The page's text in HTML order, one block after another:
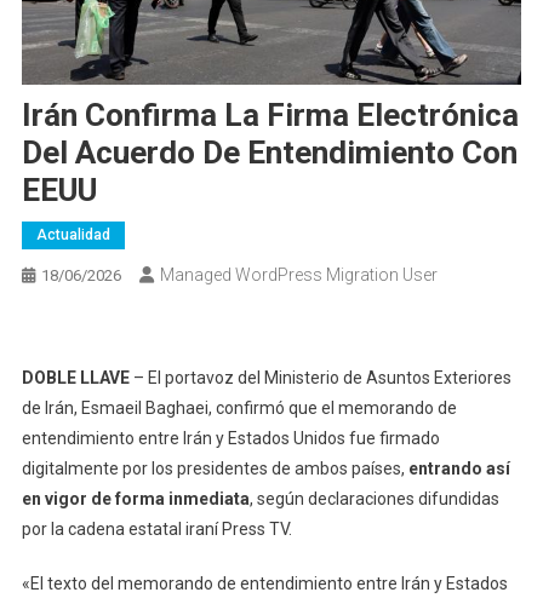
Irán Confirma La Firma Electrónica
Del Acuerdo De Entendimiento Con
EEUU
Actualidad
18/06/2026 Managed WordPress Migration User
DOBLE LLAVE– El portavoz del Ministerio de Asuntos Exteriores
de Irán, Esmaeil Baghaei, confirmó que el memorando de
entendimiento entre Irán y Estados Unidos fue firmado
digitalmente por los presidentes de ambos países, entrando así
en vigor de forma inmediata, según declaraciones difundidas
por la cadena estatal iraní Press TV.
«El texto del memorando de entendimiento entre Irán y Estados